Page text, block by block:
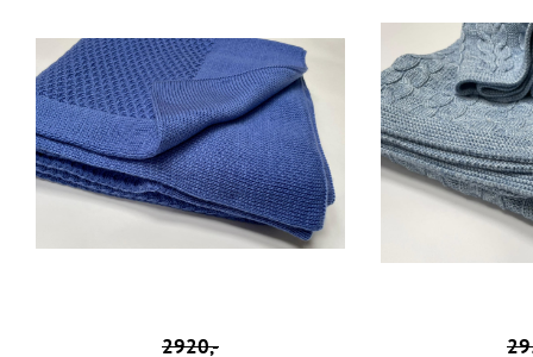
2920,-